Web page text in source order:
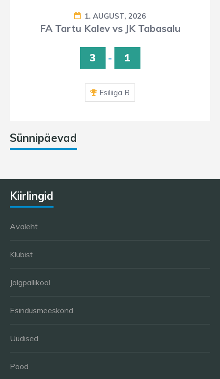
1. AUGUST, 2026
FA Tartu Kalev vs JK Tabasalu
3 - 1
Esiliiga B
Sünnipäevad
Kiirlingid
Avaleht
Klubist
Jalgpallikool
Esindusmeeskond
Uudised
Pood